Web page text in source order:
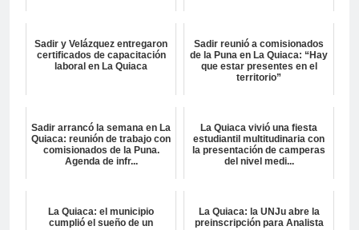
Sadir y Velázquez entregaron
certificados de capacitación
laboral en La Quiaca
Sadir reunió a comisionados
de la Puna en La Quiaca: “Hay
que estar presentes en el
territorio”
Sadir arrancó la semana en La
Quiaca: reunión de trabajo con
comisionados de la Puna.
Agenda de infr...
La Quiaca vivió una fiesta
estudiantil multitudinaria con
la presentación de camperas
del nivel medi...
La Quiaca: el municipio
cumplió el sueño de un
La Quiaca: la UNJu abre la
preinscripción para Analista